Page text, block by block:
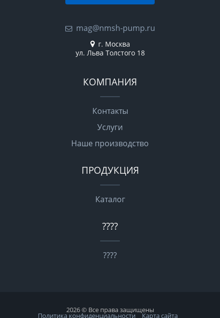
mag@nmsh-pump.ru
г. Москва
ул. Льва Толстого 18
КОМПАНИЯ
Контакты
Услуги
Наше производство
ПРОДУКЦИЯ
Каталог
????
????
2026 © Все права защищены
Политика конфиденциальности Карта сайта